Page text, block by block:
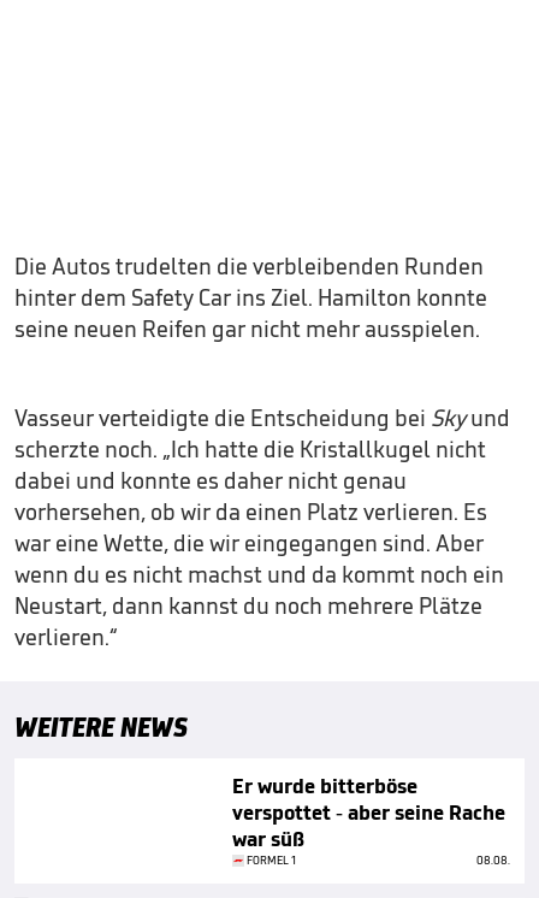
Die Autos trudelten die verbleibenden Runden
hinter dem Safety Car ins Ziel. Hamilton konnte
seine neuen Reifen gar nicht mehr ausspielen.
Vasseur verteidigte die Entscheidung bei Skyund
scherzte noch. „Ich hatte die Kristallkugel nicht
dabei und konnte es daher nicht genau
vorhersehen, ob wir da einen Platz verlieren. Es
war eine Wette, die wir eingegangen sind. Aber
wenn du es nicht machst und da kommt noch ein
Neustart, dann kannst du noch mehrere Plätze
verlieren.“
WEITERE NEWS
Er wurde bitterböse
verspottet - aber seine Rache
war süß
FORMEL 1 08.08.